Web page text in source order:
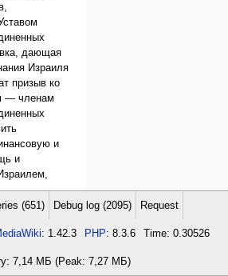
дающая
Израиля
призыв ко
— членам
и
и
и
и
с
его
(651) Debug log (2095) Request
: 1.42.3 PHP: 8.3.6 Time: 0.30526
7,14 МБ (Peak: 7,27 МБ)